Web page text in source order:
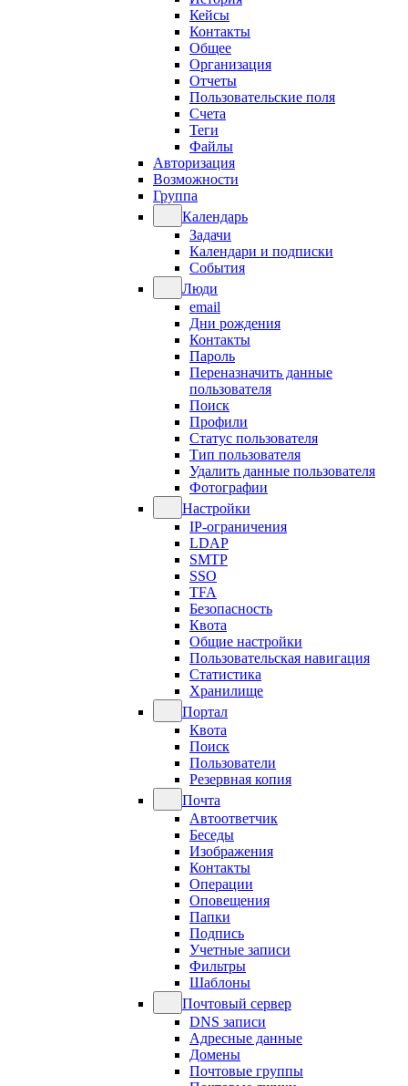
Кейсы
Контакты
Общее
Организация
Отчеты
Пользовательские поля
Счета
Теги
Файлы
Авторизация
Возможности
Группа
Календарь
Задачи
Календари и подписки
События
Люди
email
Дни рождения
Контакты
Пароль
Переназначить данные
пользователя
Поиск
Профили
Статус пользователя
Тип пользователя
Удалить данные пользователя
Фотографии
Настройки
IP-ограничения
LDAP
SMTP
SSO
TFA
Безопасность
Квота
Общие настройки
Пользовательская навигация
Статистика
Хранилище
Портал
Квота
Поиск
Пользователи
Резервная копия
Почта
Автоответчик
Беседы
Изображения
Контакты
Операции
Оповещения
Папки
Подпись
Учетные записи
Фильтры
Шаблоны
Почтовый сервер
DNS записи
Адресные данные
Домены
Почтовые группы